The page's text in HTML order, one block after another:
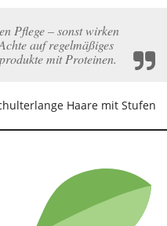
Pflege – sonst wirken
auf regelmäßiges
mit Proteinen.